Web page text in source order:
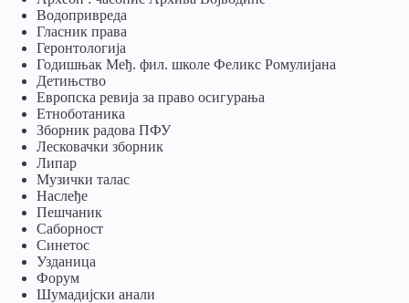
Водопривреда
Гласник права
Геронтологија
Годишњак Међ. фил. школе Феликс Ромулијана
Детињство
Европска ревија за право осигурања
Eтноботаника
Зборник радова ПФУ
Лесковачки зборник
Липар
Музички талас
Наслеђе
Пешчаник
Саборност
Синетос
Узданица
Форум
Шумадијски анали